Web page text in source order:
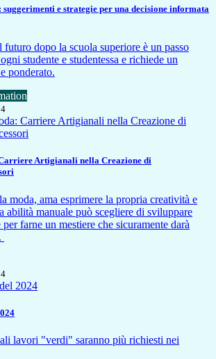
e strategie per una decisione informata
dopo la scuola superiore è un passo
studente e studentessa e richiede un
ponderato.
Artigianali nella Creazione di
moda, ama esprimere la propria creatività e
abilità manuale può scegliere di sviluppare
farne un mestiere che sicuramente darà
lavori "verdi" saranno più richiesti nei